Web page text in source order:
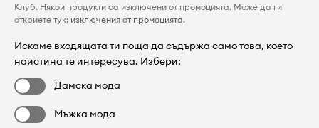
Клуб. Някои продукти са изключени от промоцията. Може да ги
откриете тук: изключения от промоцията.
Искаме входящата ти поща да съдържа само това, което
наистина те интересува. Избери:
Дамска мода
Мъжка мода